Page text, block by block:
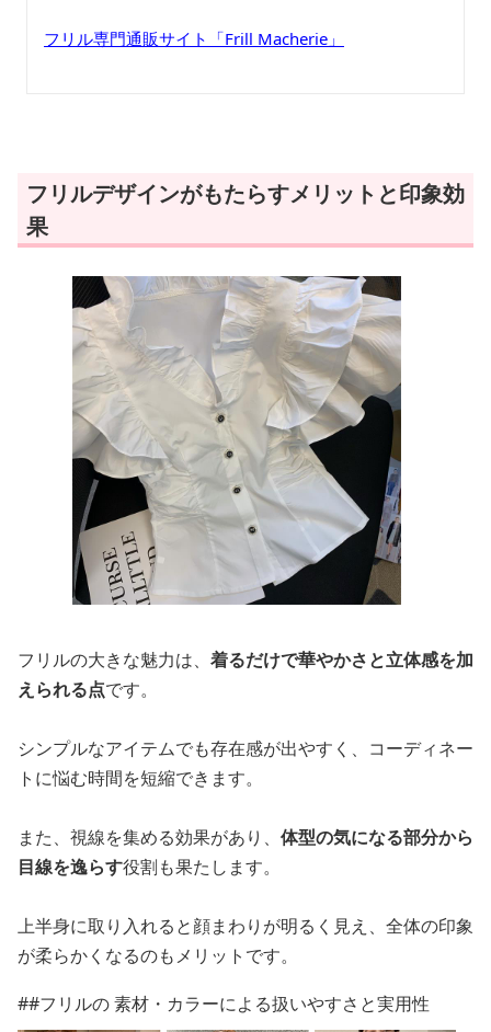
フリル専門通販サイト「Frill Macherie」
フリルデザインがもたらすメリットと印象効
果
フリルの大きな魅力は、 着るだけで華やかさと立体感を加
えられる点です。
シンプルなアイテムでも存在感が出やすく、コーディネー
トに悩む時間を短縮できます。
また、視線を集める効果があり、 体型の気になる部分から
目線を逸らす役割も果たします。
上半身に取り入れると顔まわりが明るく見え、全体の印象
が柔らかくなるのもメリットです。
##フリルの 素材・カラーによる扱いやすさと実用性